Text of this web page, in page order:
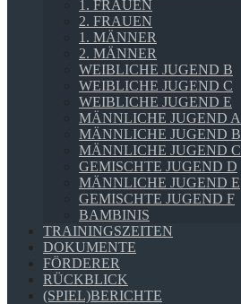
1. FRAUEN
2. FRAUEN
1. MÄNNER
2. MÄNNER
WEIBLICHE JUGEND B
WEIBLICHE JUGEND C
WEIBLICHE JUGEND E
MÄNNLICHE JUGEND A
MÄNNLICHE JUGEND B
MÄNNLICHE JUGEND C
GEMISCHTE JUGEND D
MÄNNLICHE JUGEND E
GEMISCHTE JUGEND F
BAMBINIS
TRAININGSZEITEN
DOKUMENTE
FÖRDERER
RÜCKBLICK
(SPIEL)BERICHTE